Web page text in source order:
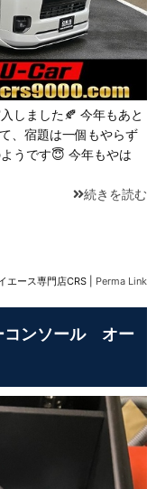
しました🍂 今年もあと
、宿題は一個もやらず
うです😇 今年もやは
続きを読む
エース専門店CRS Perma Link
コンソール オー